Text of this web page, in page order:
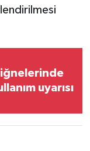
iğnelerinde
uyarısı